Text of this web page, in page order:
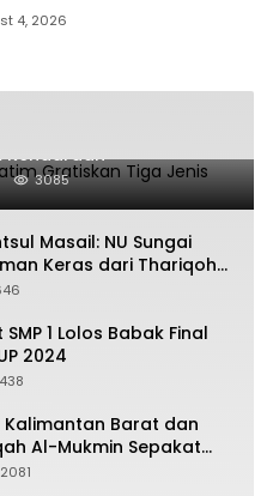
4, 2026
Jatim Gratiskan
Kendaraan
3085
Masail: NU Sungai
Keras dari Thariqoh
1 Lolos Babak Final
2024
Kalimantan Barat dan
Al-Mukmin Sepakat
2081